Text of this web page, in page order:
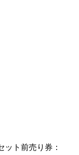
ト前売り券：